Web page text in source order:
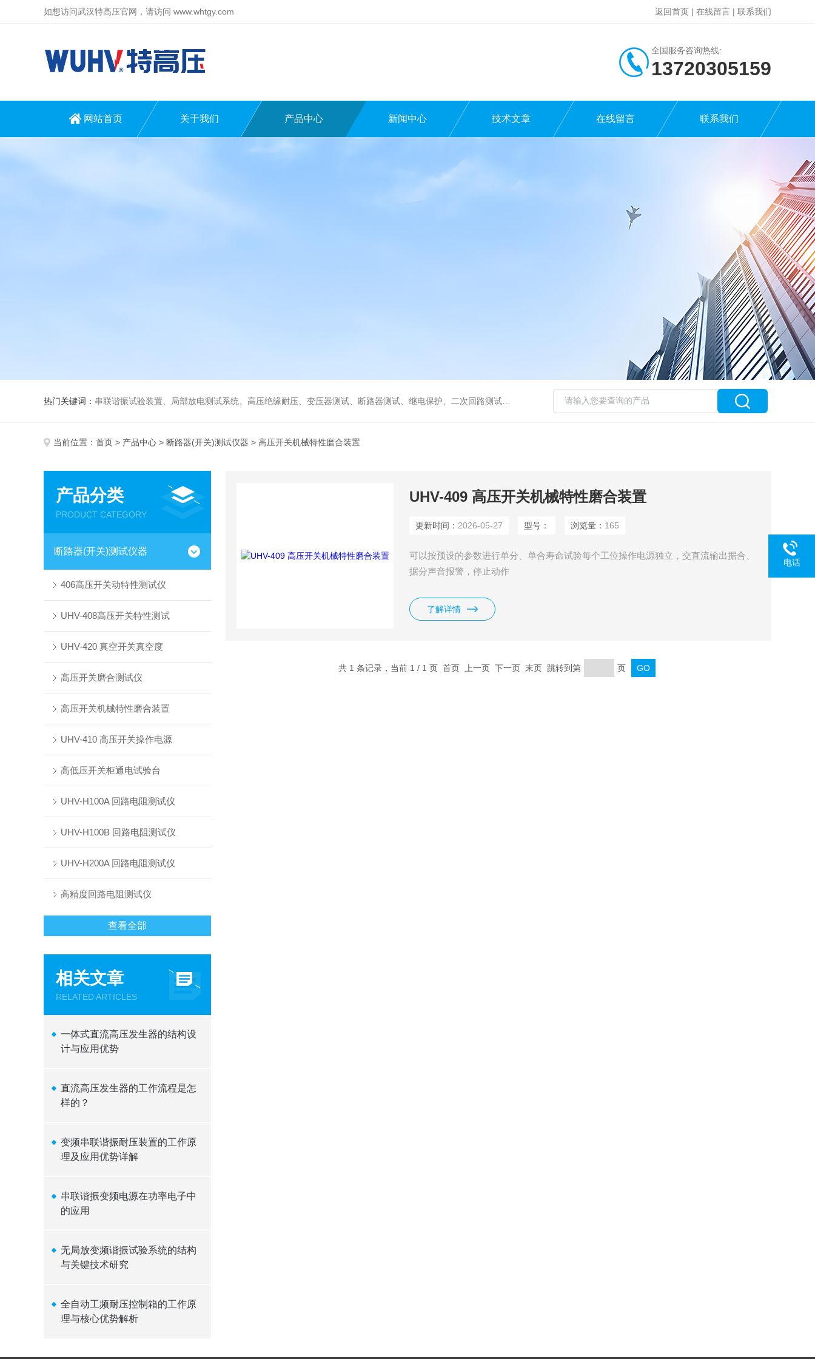
如想访问武汉特高压官网，请访问 www.whtgy.com 返回首页 | 在线留言 | 联系我们
全国服务咨询热线:
13720305159
网站首页 关于我们 产品中心 新闻中心 技术文章 在线留言 联系我们
热门关键词： 串联谐振试验装置、局部放电测试系统、高压绝缘耐压、变压器测试、断路器测试、继电保护、二次回路测试、电
当前位置： 首页 > 产品中心 > 断路器(开关)测试仪器 > 高压开关机械特性磨合装置
产品分类
PRODUCT CATEGORY
断路器(开关)测试仪器
406高压开关动特性测试仪
UHV-408高压开关特性测试
UHV-420 真空开关真空度
高压开关磨合测试仪
高压开关机械特性磨合装置
UHV-410 高压开关操作电源
高低压开关柜通电试验台
UHV-H100A 回路电阻测试仪
UHV-H100B 回路电阻测试仪
UHV-H200A 回路电阻测试仪
高精度回路电阻测试仪
查看全部
相关文章
RELATED ARTICLES
一体式直流高压发生器的结构设
计与应用优势
直流高压发生器的工作流程是怎
样的？
变频串联谐振耐压装置的工作原
理及应用优势详解
串联谐振变频电源在功率电子中
的应用
无局放变频谐振试验系统的结构
与关键技术研究
全自动工频耐压控制箱的工作原
理与核心优势解析
UHV-409 高压开关机械特性磨合装置
更新时间： 2026-05-27 型号： 浏览量： 165
可以按预设的参数进行单分、单合寿命试验每个工位操作电源独立，交直流输出据合、
据分声音报警，停止动作
了解详情
共 1 条记录，当前 1 / 1 页 首页 上一页 下一页 末页 跳转到第 页
电话